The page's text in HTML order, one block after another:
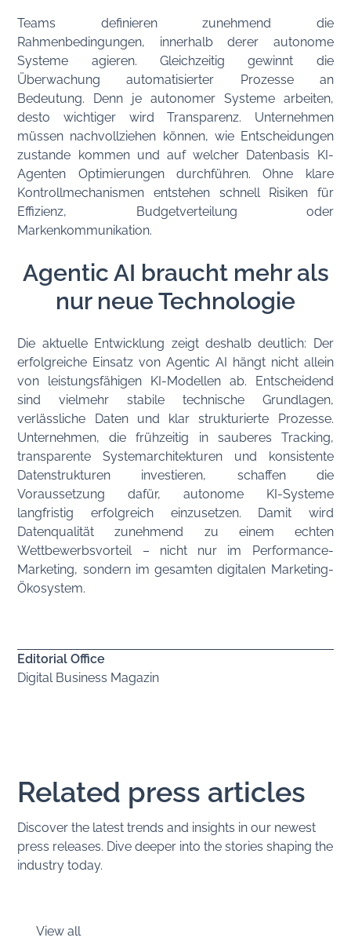
Teams definieren zunehmend die
Rahmenbedingungen, innerhalb derer autonome
Systeme agieren. Gleichzeitig gewinnt die
Überwachung automatisierter Prozesse an
Bedeutung. Denn je autonomer Systeme arbeiten,
desto wichtiger wird Transparenz. Unternehmen
müssen nachvollziehen können, wie Entscheidungen
zustande kommen und auf welcher Datenbasis KI-
Agenten Optimierungen durchführen. Ohne klare
Kontrollmechanismen entstehen schnell Risiken für
Effizienz, Budgetverteilung oder
Markenkommunikation.
Agentic AI braucht mehr als
nur neue Technologie
Die aktuelle Entwicklung zeigt deshalb deutlich: Der
erfolgreiche Einsatz von Agentic AI hängt nicht allein
von leistungsfähigen KI-Modellen ab. Entscheidend
sind vielmehr stabile technische Grundlagen,
verlässliche Daten und klar strukturierte Prozesse.
Unternehmen, die frühzeitig in sauberes Tracking,
transparente Systemarchitekturen und konsistente
Datenstrukturen investieren, schaffen die
Voraussetzung dafür, autonome KI-Systeme
langfristig erfolgreich einzusetzen. Damit wird
Datenqualität zunehmend zu einem echten
Wettbewerbsvorteil – nicht nur im Performance-
Marketing, sondern im gesamten digitalen Marketing-
Ökosystem.
Editorial Office
Digital Business Magazin
Related press articles
Discover the latest trends and insights in our newest
press releases. Dive deeper into the stories shaping the
industry today.
View all